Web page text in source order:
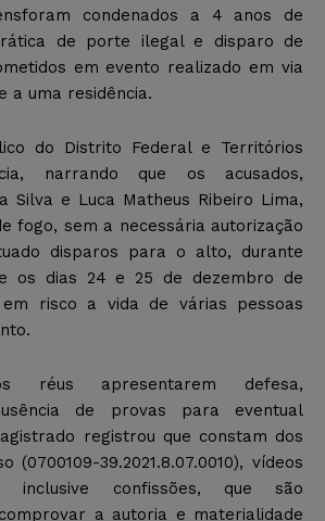
condenados a 4 anos de
de porte ilegal e disparo de
em evento realizado em via
a uma residência.
do Distrito Federal e Territórios
narrando que os acusados,
Silva e Luca Matheus Ribeiro Lima,
fogo, sem a necessária autorização
disparos para o alto, durante
os dias 24 e 25 de dezembro de
em risco a vida de várias pessoas
réus apresentarem defesa,
de provas para eventual
registrou que constam dos
(0700109-39.2021.8.07.0010), vídeos
inclusive confissões, que são
a autoria e materialidade